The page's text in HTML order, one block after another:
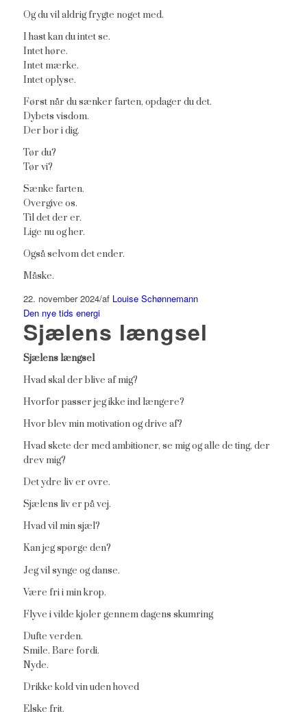
Og du vil aldrig frygte noget med.
I hast kan du intet se.
Intet høre.
Intet mærke.
Intet oplyse.
Først når du sænker farten, opdager du det.
Dybets visdom.
Der bor i dig.
Tør du?
Tør vi?
Sænke farten.
Overgive os.
Til det der er.
Lige nu og her.
Også selvom det ender.
Måske.
22. november 2024/af Louise Schønnemann
Den nye tids energi
Sjælens længsel
Sjælens længsel
Hvad skal der blive af mig?
Hvorfor passer jeg ikke ind længere?
Hvor blev min motivation og drive af?
Hvad skete der med ambitioner, se mig og alle de ting, der
drev mig?
Det ydre liv er ovre.
Sjælens liv er på vej.
Hvad vil min sjæl?
Kan jeg spørge den?
Jeg vil synge og danse.
Være fri i min krop.
Flyve i vilde kjoler gennem dagens skumring
Dufte verden.
Smile. Bare fordi.
Nyde.
Drikke kold vin uden hoved
Elske frit.